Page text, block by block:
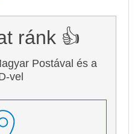
ránk 👍
Postával és a
vel